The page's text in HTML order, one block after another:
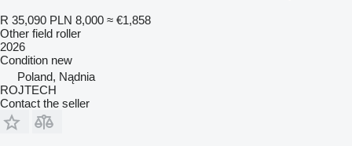
R 35,090 PLN 8,000 ≈ €1,858
Other field roller
2026
Condition new
Poland, Nądnia
ROJTECH
Contact the seller